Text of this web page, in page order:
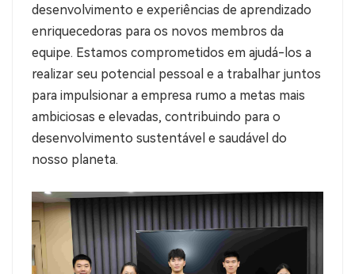
desenvolvimento e experiências de aprendizado
enriquecedoras para os novos membros da
equipe. Estamos comprometidos em ajudá-los a
realizar seu potencial pessoal e a trabalhar juntos
para impulsionar a empresa rumo a metas mais
ambiciosas e elevadas, contribuindo para o
desenvolvimento sustentável e saudável do
nosso planeta.